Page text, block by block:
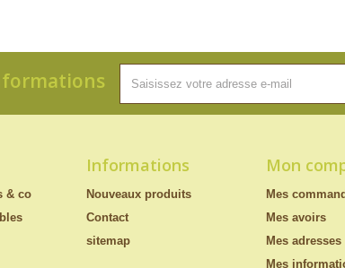
& co
Informations
Nouveaux produits
Contact
sitemap
Mon
Mes
Mes avoirs
Mes adresses
Mes